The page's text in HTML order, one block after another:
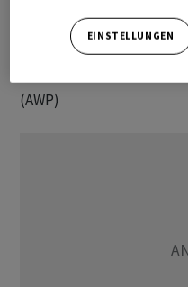
(AWP)
EINSTELLUNGEN